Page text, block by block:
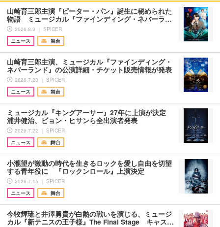
山崎育三郎主演『ピーター・パン』誕生に秘められた
物語 ミュージカル『ファインディング・ネバーラ…
2026.8.3 ｜ SPICER
ニュース
舞台
山崎育三郎主演、ミュージカル『ファインディング・
ネバーランド』の公演詳細・チケット販売情報が発表
2026.7.23 ｜ SPICER
ニュース
舞台
ミュージカル『キングアーサー』27年に上演が決定
浦井健治、ビョン・ヒサンら全出演者発表
2026.7.22 ｜ SPICER
ニュース
舞台
小瀧望が激動の時代を生きるロックを愛し自由を切望
する青年役に 『ロックンロール』上演決定
2026.7.15 ｜ SPICER
ニュース
舞台
今牧輝琉と井澤勇貴が白熱の戦いを演じる、ミュージ
カル『新テニスの王子様』The Final Stage キャス…